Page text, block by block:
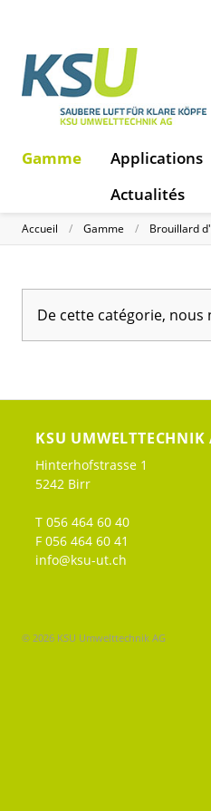
Gamme Applications
Actualités
Accueil Gamme Brouillard
De cette catégorie,
KSU UMWELTTECHNIK
Hinterhofstrasse 1
5242 Birr
T 056 464 60 40
F 056 464 60 41
info@ksu-ut.ch
© 2026 KSU Umwelttechnik AG